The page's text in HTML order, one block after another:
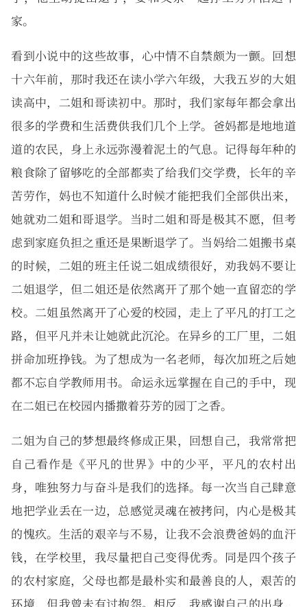
家。
看到小说中的这些故事，心中情不自禁颇为一颤。回想
十六年前，那时我还在读小学六年级，大我五岁的大姐
读高中，二姐和哥读初中。那时，我们家每年都会拿出
很多的学费和生活费供我们几个上学。爸妈都是地地道
道的农民，身上永远弥漫着泥土的气息。记得每年种的
粮食除了留够吃的全部都卖了给我们交学费，长年的辛
苦劳作，妈也不知道什么时候才能把我们全部供出来，
她就劝二姐和哥退学。当时二姐和哥是极其不愿，但考
虑到家庭负担之重还是果断退学了。当妈给二姐搬书桌
的时候，二姐的班主任说二姐成绩很好，劝我妈不要让
二姐退学，但二姐还是依然离开了那个她一直留恋的学
校。二姐虽然离开了心爱的校园，走上了平凡的打工之
路，但平凡并未让她就此沉沦。在异乡的工厂里，二姐
拼命加班挣钱。为了想成为一名老师，每次加班之后她
都不忘自学教师用书。命运永远掌握在自己的手中，现
在二姐已在校园内播撒着芬芳的园丁之香。
二姐为自己的梦想最终修成正果，回想自己，我常常把
自己看作是《平凡的世界》中的少平，平凡的农村出
身，唯独努力与奋斗是我们的选择。每一次当自己肆意
地把学业丢在一边，总感觉灵魂在被拷问，内心是极其
的愧疚。生活的艰辛与不易，让我不会浪费爸妈的血汗
钱，在学校里，我尽量把自己变得优秀。同是四个孩子
的农村家庭，父母也都是最朴实和最善良的人，艰苦的
环境，但我曾未有过抱怨。相反，我感谢自己的出身，